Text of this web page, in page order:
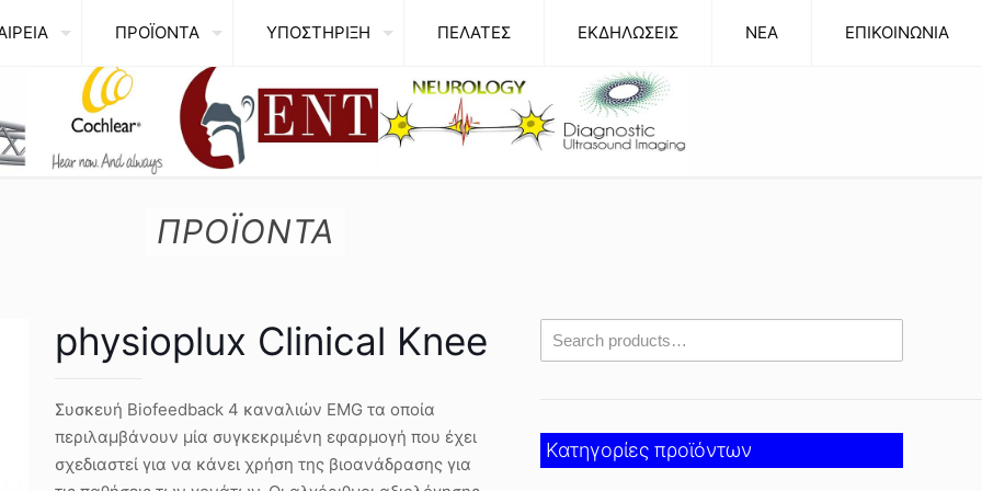
ΠΡΟΪΟΝΤΑ ΥΠΟΣΤΗΡΙΞΗ ΠΕΛΑΤΕΣ ΕΚΔΗΛΩΣΕΙΣ NEA ΕΠΙΚΟΙΝΩΝΙΑ
ΠΡΟΪΟΝΤΑ
physioplux Clinical Knee
Συσκευή Biofeedback 4 καναλιών EMG τα οποία
περιλαμβάνουν μία συγκεκριμένη εφαρμογή που έχει
σχεδιαστεί για να κάνει χρήση της βιοανάδρασης για
Κατηγορίες προϊόντων